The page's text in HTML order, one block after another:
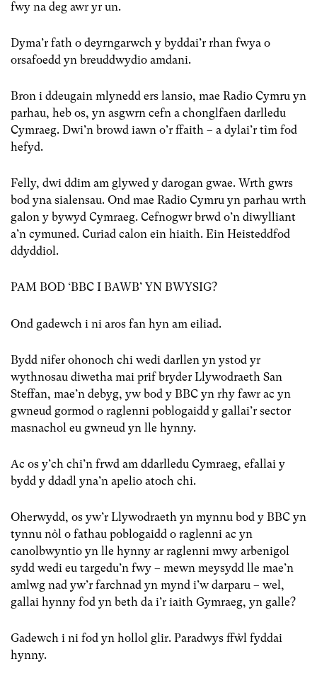
fwy na deg awr yr un.
Dyma’r fath o deyrngarwch y byddai’r rhan fwya o
orsafoedd yn breuddwydio amdani.
Bron i ddeugain mlynedd ers lansio, mae Radio Cymru yn
parhau, heb os, yn asgwrn cefn a chonglfaen darlledu
Cymraeg. Dwi’n browd iawn o’r ffaith – a dylai’r tîm fod
hefyd.
Felly, dwi ddim am glywed y darogan gwae. Wrth gwrs
bod yna sialensau. Ond mae Radio Cymru yn parhau wrth
galon y bywyd Cymraeg. Cefnogwr brwd o’n diwylliant
a’n cymuned. Curiad calon ein hiaith. Ein Heisteddfod
ddyddiol.
PAM BOD ‘BBC I BAWB’ YN BWYSIG?
Ond gadewch i ni aros fan hyn am eiliad.
Bydd nifer ohonoch chi wedi darllen yn ystod yr
wythnosau diwetha mai prif bryder Llywodraeth San
Steffan, mae’n debyg, yw bod y BBC yn rhy fawr ac yn
gwneud gormod o raglenni poblogaidd y gallai’r sector
masnachol eu gwneud yn lle hynny.
Ac os y’ch chi’n frwd am ddarlledu Cymraeg, efallai y
bydd y ddadl yna’n apelio atoch chi.
Oherwydd, os yw’r Llywodraeth yn mynnu bod y BBC yn
tynnu nôl o fathau poblogaidd o raglenni ac yn
canolbwyntio yn lle hynny ar raglenni mwy arbenigol
sydd wedi eu targedu’n fwy – mewn meysydd lle mae’n
amlwg nad yw’r farchnad yn mynd i’w darparu – wel,
gallai hynny fod yn beth da i’r iaith Gymraeg, yn galle?
Gadewch i ni fod yn hollol glir. Paradwys ffŵl fyddai
hynny.